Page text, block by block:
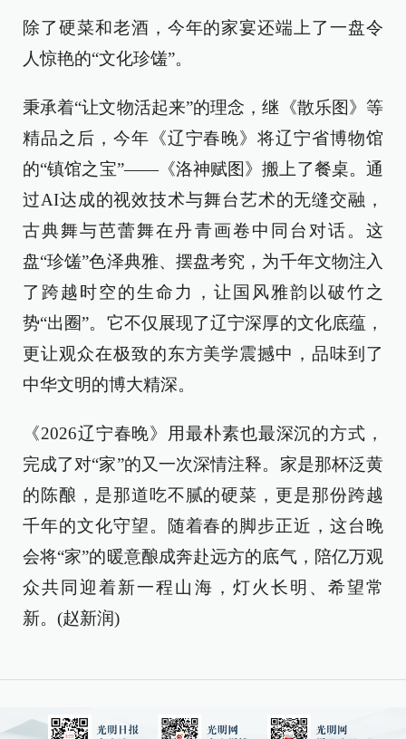
除了硬菜和老酒，今年的家宴还端上了一盘令
人惊艳的“文化珍馐”。
秉承着“让文物活起来”的理念，继《散乐图》等
精品之后，今年《辽宁春晚》将辽宁省博物馆
的“镇馆之宝”——《洛神赋图》搬上了餐桌。通
过AI达成的视效技术与舞台艺术的无缝交融，
古典舞与芭蕾舞在丹青画卷中同台对话。这
盘“珍馐”色泽典雅、摆盘考究，为千年文物注入
了跨越时空的生命力，让国风雅韵以破竹之
势“出圈”。它不仅展现了辽宁深厚的文化底蕴，
更让观众在极致的东方美学震撼中，品味到了
中华文明的博大精深。
《2026辽宁春晚》用最朴素也最深沉的方式，
完成了对“家”的又一次深情注释。家是那杯泛黄
的陈酿，是那道吃不腻的硬菜，更是那份跨越
千年的文化守望。随着春的脚步正近，这台晚
会将“家”的暖意酿成奔赴远方的底气，陪亿万观
众共同迎着新一程山海，灯火长明、希望常
新。(赵新润)